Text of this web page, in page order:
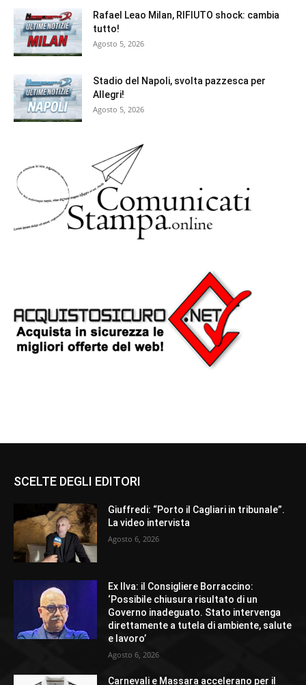
Rafael Leao Milan, RIFIUTO shock: cambia
tutto!
Agosto 5, 2026
Stadio del Napoli, svolta pazzesca per
Allegri!
Agosto 5, 2026
SCELTE DEGLI EDITORI
Giuffredi: “Porto il Cagliari in tribunale”.
La video intervista
Agosto 6, 2026
Ex Ilva: il Consigliere Borraccino:
‘Possibile chiusura risultato di un
Governo inadeguato. Stato intervenga
direttamente a tutela di ambiente, salute
e lavoro’
Agosto 6, 2026
Carnevali e Massara accelerano per il